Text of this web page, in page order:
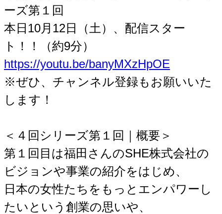
ーズ第１回
本日10月12日（土）、配信スター
ト！！（約9分）
https://youtu.be/banyMXzHpOE
※ぜひ、チャンネル登録もお願いいた
します！
＜４回シリーズ第１回｜概要＞
第１回目は福田さんのSHE株式会社の
ビジョンや事業の紹介をはじめ、
日本の女性たちをもっとエンパワーし
たいという創業の思いや、